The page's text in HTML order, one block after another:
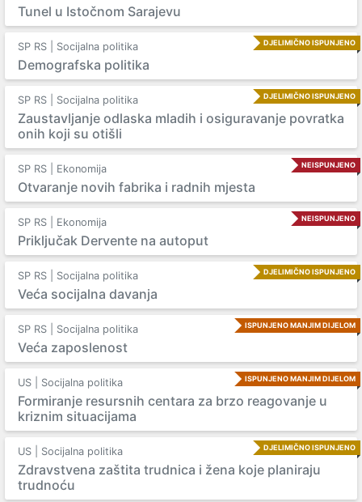
Tunel u Istočnom Sarajevu
DJELIMIČNO ISPUNJENO
SP RS | Socijalna politika
Demografska politika
DJELIMIČNO ISPUNJENO
SP RS | Socijalna politika
Zaustavljanje odlaska mladih i osiguravanje povratka
onih koji su otišli
NEISPUNJENO
SP RS | Ekonomija
Otvaranje novih fabrika i radnih mjesta
NEISPUNJENO
SP RS | Ekonomija
Priključak Dervente na autoput
DJELIMIČNO ISPUNJENO
SP RS | Socijalna politika
Veća socijalna davanja
ISPUNJENO MANJIM DIJELOM
SP RS | Socijalna politika
Veća zaposlenost
ISPUNJENO MANJIM DIJELOM
US | Socijalna politika
Formiranje resursnih centara za brzo reagovanje u
kriznim situacijama
DJELIMIČNO ISPUNJENO
US | Socijalna politika
Zdravstvena zaštita trudnica i žena koje planiraju
trudnoću